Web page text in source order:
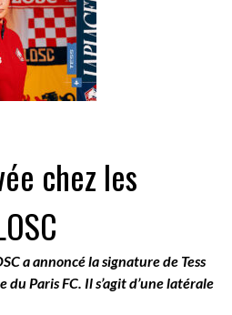
chez les
a annoncé la signature de Tess
du Paris FC. Il s’agit d’une latérale